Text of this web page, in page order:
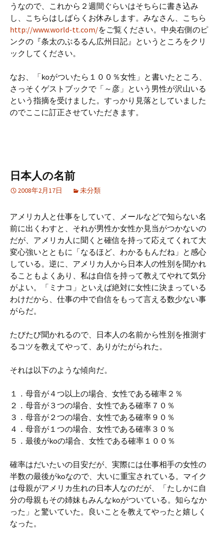
うなので、これから２週間ぐらいはそちらに書き込み
し、こちらはしばらくお休みします。みなさん、こちら
http://www.world-tt.com/をご覧ください。中央右側のピ
ンクの『条太のぶるるん広州日記』というところをクリ
ックしてください。
なお、「koがついたら１００％女性」と書いたところ、
さっそくゲストブックで「～彦」という男性が沢山いる
という指摘を受けました。すっかり見落としていました
のでここに訂正させていただきます。
日本人の名前
2008年2月17日 未分類
アメリカ人と仕事をしていて、メールなどで知らない名
前に出くわすと、それが男性か女性か見当がつかないの
だが、アメリカ人に聞くと確信を持って応えてくれて大
変心強いとともに「なるほど、わかるもんだね」と感心
している。逆に、アメリカ人から日本人の性別を聞かれ
ることもよくあり、私は自信を持って教えてやれて気分
がよい。「ミナコ」といえば絶対に女性に決まっている
わけだから、仕事の中で自信をもって言える数少ない事
がらだ。
たびたび聞かれるので、日本人の名前から性別を推測す
るコツを教えてやって、ありがたがられた。
それは以下のような傾向だ。
１．母音が４つ以上の場合、女性である確率２％
２．母音が３つの場合、女性である確率７０％
３．母音が２つの場合、女性である確率９０％
４．母音が１つの場合、女性である確率３０％
５．最後がkoの場合、女性である確率１００％
確率はだいたいの目安だが、実際には仕事相手の女性の
半数の最後がkoなので、大いに重宝されている。マイク
は母親がアメリカ生れの日本人なのだが、「たしかに自
分の母親もその姉妹もみんなkoがついている。知らなか
った」と驚いていた。良いことを教えてやったと嬉しく
なった。